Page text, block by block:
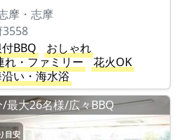
摩・志摩
3558
BBQ
おしゃれ
れ・ファミリー
花火OK
い・海水浴
最大26名様/広々BBQ
目安